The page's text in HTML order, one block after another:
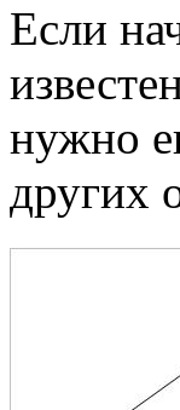
Если
нужно
других